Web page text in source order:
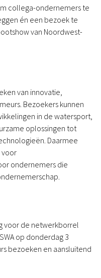
collega-ondernemers te
én een bezoek te
van Noordwest-
van innovatie,
Bezoekers kunnen
in de watersport,
oplossingen tot
Daarmee
voor
ondernemers die
voor de netwerkborrel
op donderdag 3
bezoeken en aansluitend